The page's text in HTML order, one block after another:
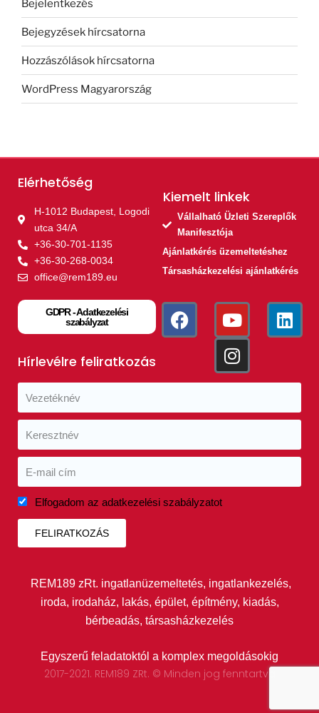
Bejelentkezés
Bejegyzések hírcsatorna
Hozzászólások hírcsatorna
WordPress Magyarország
Elérhetőség
H-1012 Budapest, Logodi
utca 34/A
+36-30-701-1135
+36-30-268-0034
office@rem189.eu
GDPR - Adatkezelési
szabályzat
Kiemelt linkek​
Vállalható Üzleti Szereplők
Manifesztója
Ajánlatkérés üzemeltetéshez
Társasházkezelési ajánlatkérés
Hírlevélre feliratkozás
Elfogadom az adatkezelési szabályzatot
FELIRATKOZÁS
REM189 zRt. ingatlanüzemeltetés, ingatlankezelés,
iroda, irodaház, lakás, épület, építmény, kiadás,
bérbeadás, társasházkezelés
Egyszerű feladatoktól a komplex megoldásokig
2017-2021. REM189 ZRt. © Minden jog fenntartva